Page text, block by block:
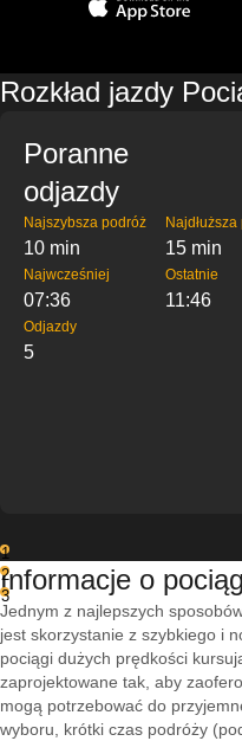
Rozkład jazdy
Poranne
odjazdy
Najszybsza podróż
10 min 15 min
Najwcześniej
07:36
Ostatnie
11:46
Odjazdy
5
1
2
3
Informacje o
Jednym z najlepszych
jest skorzystanie z szybkiego i
pociągi dużych prędkości
zaprojektowane tak, aby
mogą potrzebować do
wyboru, krótki czas podróży